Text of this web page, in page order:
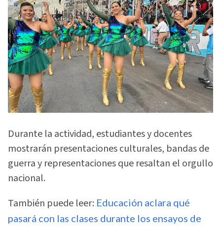
Durante la actividad, estudiantes y docentes
mostrarán presentaciones culturales, bandas de
guerra y representaciones que resaltan el orgullo
nacional.
También puede leer: Educación aclara qué
pasará con las clases durante los ensayos de